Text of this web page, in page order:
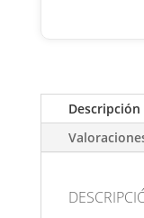
Descripción